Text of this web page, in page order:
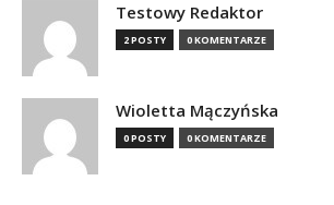
Testowy Redaktor
2 POSTY 0 KOMENTARZE
Wioletta Mączyńska
0 POSTY 0 KOMENTARZE